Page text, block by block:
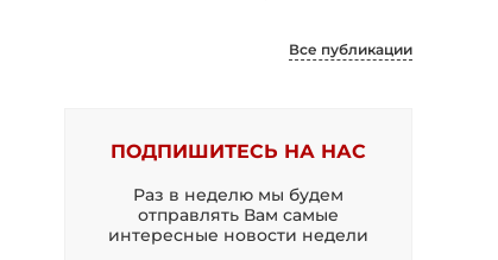
Все публикации
ПОДПИШИТЕСЬ НА НАС
Раз в неделю мы будем
отправлять Вам самые
интересные новости недели